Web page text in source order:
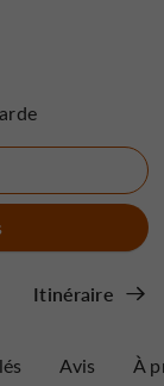
Itinéraire
Avis À